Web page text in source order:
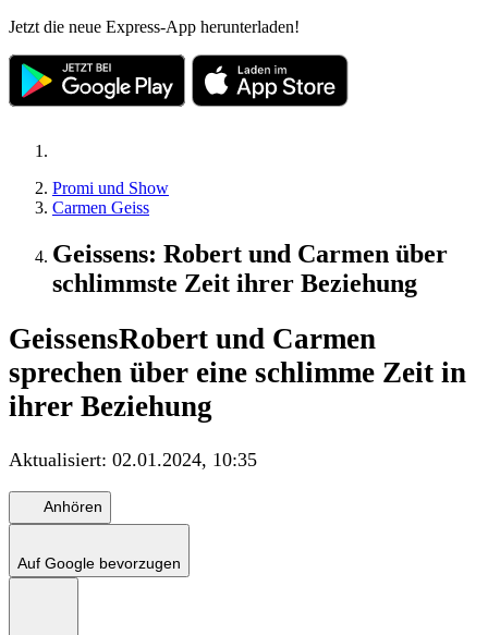
Jetzt die neue Express-App herunterladen!
Promi und Show
Carmen Geiss
Geissens: Robert und Carmen über
schlimmste Zeit ihrer Beziehung
GeissensRobert und Carmen
sprechen über eine schlimme Zeit in
ihrer Beziehung
Aktualisiert: 02.01.2024, 10:35
Anhören
Auf Google bevorzugen